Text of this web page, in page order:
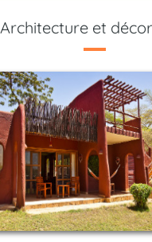
Architecture et